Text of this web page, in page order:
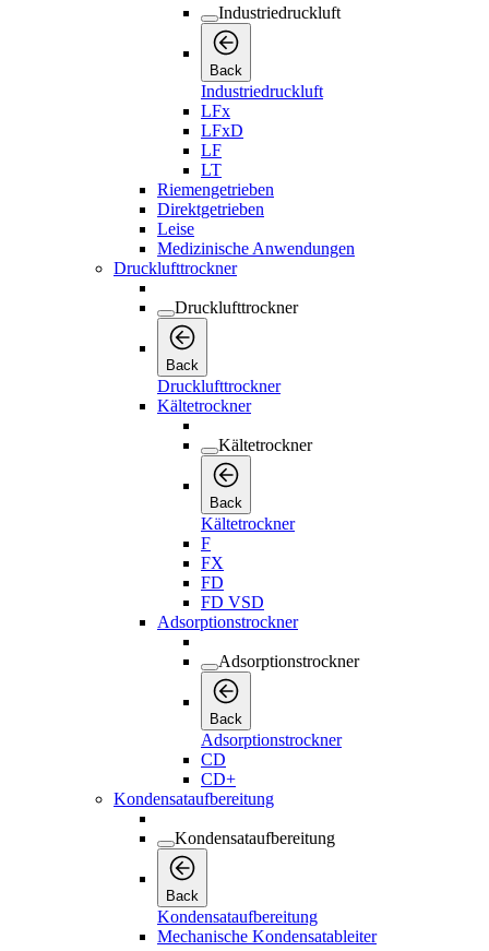
Industriedruckluft
Back
Industriedruckluft
LFx
LFxD
LF
LT
Riemengetrieben
Direktgetrieben
Leise
Medizinische Anwendungen
Drucklufttrockner
Drucklufttrockner
Back
Drucklufttrockner
Kältetrockner
Kältetrockner
Back
Kältetrockner
F
FX
FD
FD VSD
Adsorptionstrockner
Adsorptionstrockner
Back
Adsorptionstrockner
CD
CD+
Kondensataufbereitung
Kondensataufbereitung
Back
Kondensataufbereitung
Mechanische Kondensatableiter